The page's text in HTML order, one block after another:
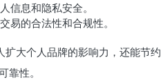
信息和隐私安全。
易的合法性和合规性。
大个人品牌的影响力，还能节约
性。